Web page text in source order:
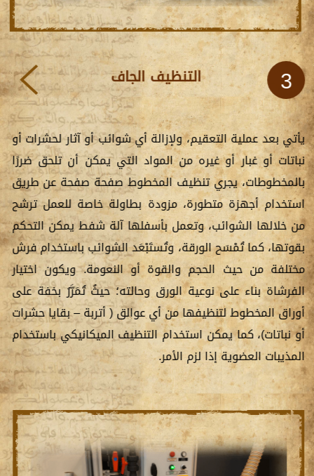
التنظيف الجاف 3
يأتي بعد عملية التعقيم، ولإزالة أي شوائب أو آثار لحشرات أو
نباتات أو غبار أو غيره من المواد التي يمكن أن تلحق ضررًا
بالمخطوطات، يجري تنظيف المخطوط صفحة صفحة عن طريق
استخدام أجهزة متطورة، مزودة بطاولة خاصة للعمل ترشح
من خلالها الشوائب، وتعمل بأسفلها آلة شفط يمكن التحكم
بقوتها، كما تُمْسَح الورقة، وتُستَبْعَد الشوائب باستخدام فرش
مختلفة من حيث الحجم والقوة أو النعومة. ويكون اختيار
الفرشاة بناء على نوعية الورق وحالته؛ حيثُ تُمَرَّرُ بخفة على
أوراق المخطوط لتنظيفها من أي عوالق ( أتربة – بقايا حشرات
أو نباتات)، كما يمكن استخدام التنظيف الميكانيكي باستخدام
المذيبات العضوية إذا لزم الأمر.